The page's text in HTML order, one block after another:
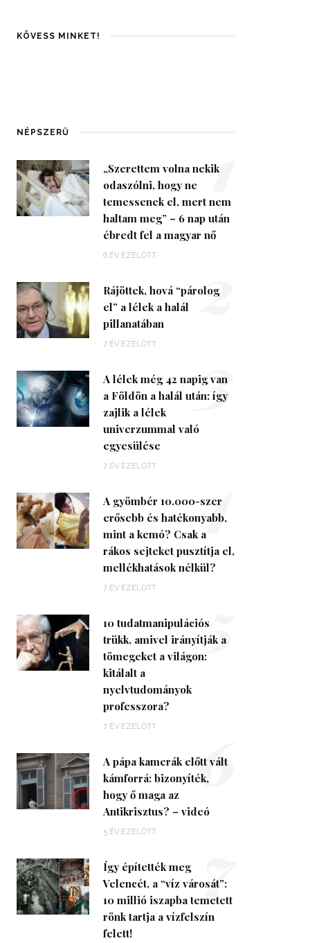
KÖVESS MINKET!
NÉPSZERŰ
„Szerettem volna nekik
odaszólni, hogy ne
temessenek el, mert nem
haltam meg” – 6 nap után
ébredt fel a magyar nő
6 ÉV EZELŐTT
1
Rájöttek, hová “párolog
el” a lélek a halál
pillanatában
7 ÉV EZELŐTT
2
A lélek még 42 napig van
a Földön a halál után: így
zajlik a lélek
univerzummal való
egyesülése
7 ÉV EZELŐTT
3
A gyömbér 10.000-szer
erősebb és hatékonyabb,
mint a kemó? Csak a
rákos sejteket pusztítja el,
mellékhatások nélkül?
7 ÉV EZELŐTT
4
10 tudatmanipulációs
trükk, amivel irányítják a
tömegeket a világon:
kitálalt a
nyelvtudományok
professzora?
7 ÉV EZELŐTT
5
A pápa kamerák előtt vált
kámforrá: bizonyíték,
hogy ő maga az
Antikrisztus? – videó
5 ÉV EZELŐTT
6
Így építették meg
Velencét, a “víz városát”:
10 millió iszapba temetett
rönk tartja a vízfelszín
felett!
7